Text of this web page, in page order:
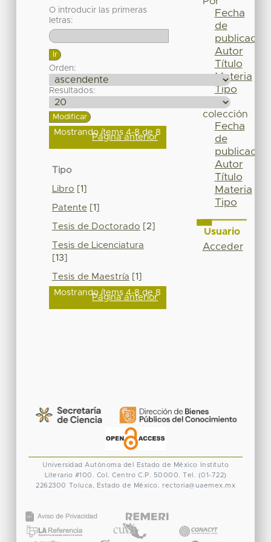
O introducir las primeras
letras:
Orden:
Resultados:
Mostrando ítems 4-8 de 8
Página anterior
Tipo
Libro [1]
Patente[1]
Tesis de Doctorado [2]
Tesis de Licenciatura
[13]
Tesis de Maestría [1]
Mostrando ítems 4-8 de 8
Página anterior
Fecha
de
publicación
Autor
Título
Materia
Tipo
colección
Fecha
de
publicación
Autor
Título
Materia
Tipo
Usuario
Acceder
Universidad Autónoma del Estado de México
Instituto
Literario #100. Col. Centro C.P. 50000. Tel. (01-722)
2262300 Toluca, Estado de México. rectoria@uaemex.mx